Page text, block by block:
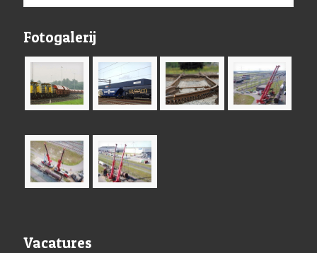
Fotogalerij
Vacatures